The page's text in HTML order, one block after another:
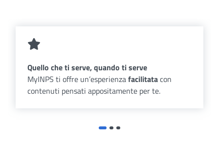
Quello che ti serve, quando ti serve
MyINPS ti offre un’esperienzafacilitatacon
contenuti pensati appositamente per te.